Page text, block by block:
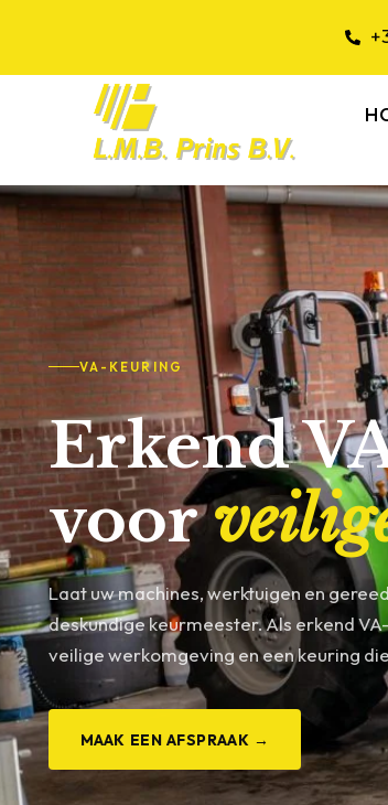
VA-KEURING
Erkend
voor
Laat uw machines, werktuigen en
deskundige keurmeester. Als erkend
veilige werkomgeving en een keuring
MAAK EEN AFSPRAAK →